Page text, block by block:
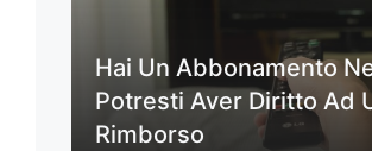
Hai Un Abbonamento
Potresti Aver Diritto Ad
Rimborso